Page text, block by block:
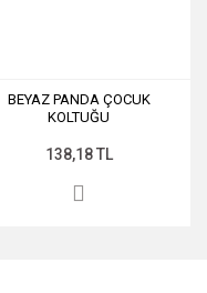
BEYAZ PANDA ÇOCUK
KOLTUĞU
138,18 TL